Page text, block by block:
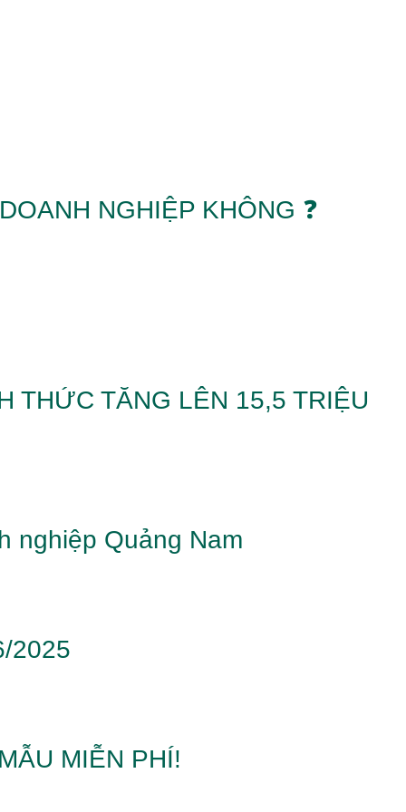
NGHIỆP KHÔNG ❓
THỨC TĂNG LÊN 15,5 TRIỆU
nghiệp Quảng Nam
2025
MIỄN PHÍ!